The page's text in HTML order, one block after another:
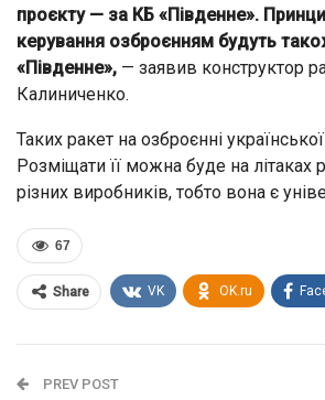
проєкту — за КБ «Південне».
керування озброєнням будуть
«Південне», — заявив конструктор
Калиниченко.
Таких ракет на озброєнні
Розміщати її можна буде на літаках
різних виробників, тобто вона є
67
Share VK OK.ru
PREV POST